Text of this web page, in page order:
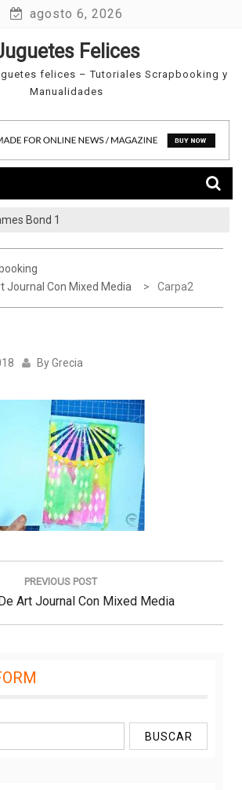
agosto 6, 2026
Juguetes Felices
felices – Tutoriales Scrapbooking y
Manualidades
Bond 1
Journal Con Mixed Media
Carpa2
ByGrecia
PREVIOUS POST
Art Journal Con Mixed Media